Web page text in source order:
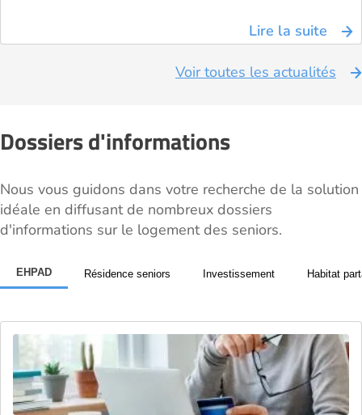
Lire la suite
Voir toutes les actualités
Dossiers d'informations
Nous vous guidons dans votre recherche de la solution
idéale en diffusant de nombreux dossiers
d'informations sur le logement des seniors.
EHPAD Résidence seniors Investissement Habitat